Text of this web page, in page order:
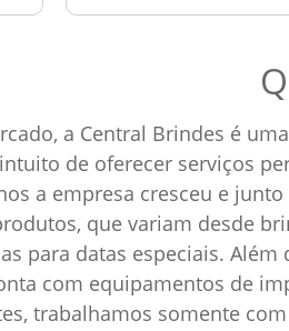
a Central Brindes é
de oferecer serviços
a empresa cresceu e
que variam desde
para datas especiais.
com equipamentos de
trabalhamos somente